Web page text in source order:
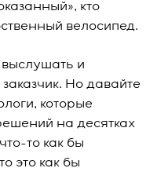
кто
велосипед.
и
заказчик. Но давайте
которые
на десятках
то как бы
это как бы